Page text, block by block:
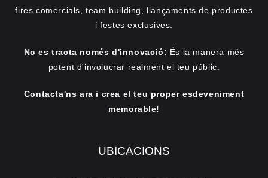
fires comercials, team building, llançaments de productes
i festes exclusives.
No es tracta només d'innovació: És la manera més
potent d'involucrar realment el teu públic.
Contacta'ns ara i crea el teu proper esdeveniment
memorable!
UBICACIONS